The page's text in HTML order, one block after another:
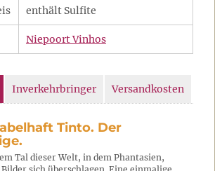
enthält Sulfite
Niepoort Vinhos
Inverkehrbringer Versandkosten
Tinto. Der
Tal dieser Welt, in dem Phantasien,